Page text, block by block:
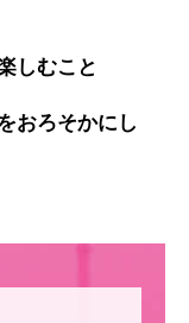
しむこと
おろそかにし